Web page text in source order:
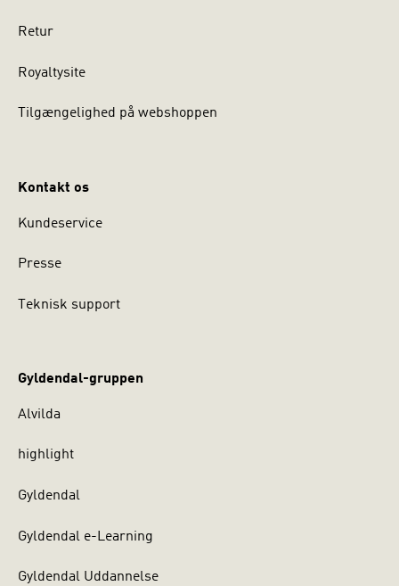
Retur
Royaltysite
Tilgængelighed på webshoppen
Kontakt os
Kundeservice
Presse
Teknisk support
Gyldendal-gruppen
Alvilda
highlight
Gyldendal
Gyldendal e-Learning
Gyldendal Uddannelse